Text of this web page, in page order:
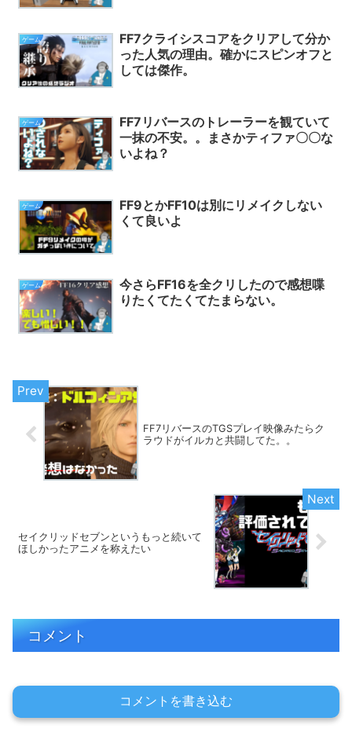
ゲーム
FF7クライシスコアをクリアして分か
った人気の理由。確かにスピンオフと
しては傑作。
ゲーム
FF7リバースのトレーラーを観ていて
一抹の不安。。まさかティファ〇〇な
いよね？
ゲーム
FF9とかFF10は別にリメイクしない
くて良いよ
ゲーム
今さらFF16を全クリしたので感想喋
りたくてたくてたまらない。
FF7リバースのTGSプレイ映像みたらク
ラウドがイルカと共闘してた。。
セイクリッドセブンというもっと続いて
ほしかったアニメを称えたい
コメント
コメントを書き込む